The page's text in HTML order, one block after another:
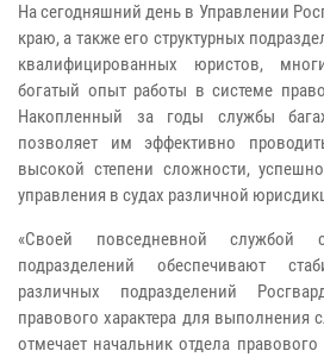
На сегодняшний день в Управлении
краю, а также его структурных
квалифицированных юристов,
богатый опыт работы в системе
Накопленный за годы службы
позволяет им эффективно
высокой степени сложности,
управления в судах различной
«Своей повседневной службой
подразделений обеспечивают
различных подразделений
правового характера для выполнения
отмечает начальник отдела